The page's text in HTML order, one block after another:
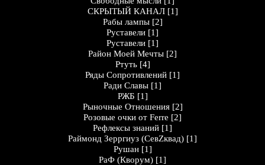
СКРЫТЫЙ КАНАЛ [1]
Рабы лампы [2]
Руставели [1]
Руставели [1]
Район Моей Мечты [2]
Ртуть [4]
Ряды Сопротивлений [1]
Ради Славы [1]
РЖБ [1]
Рыночные Отношения [2]
Розовые очки от Ferre [2]
Рефлексы знаний [1]
Раймонд Зерргиуз (СевZквад) [1]
Рушан [1]
РаФ (Кворум) [1]